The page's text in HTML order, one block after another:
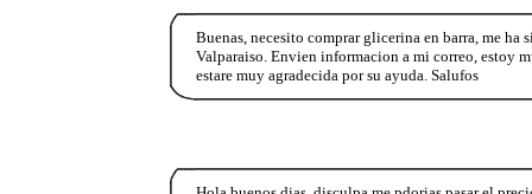
Buenas, necesito comprar glicerina en barra, me
Valparaiso. Envien informacion a mi correo, estoy
estare muy agradecida por su ayuda. Salufos